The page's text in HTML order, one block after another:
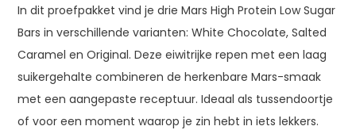
In dit proefpakket vind je drie Mars High Protein Low Sugar
Bars in verschillende varianten: White Chocolate, Salted
Caramel en Original. Deze eiwitrijke repen met een laag
suikergehalte combineren de herkenbare Mars-smaak
met een aangepaste receptuur. Ideaal als tussendoortje
of voor een moment waarop je zin hebt in iets lekkers.